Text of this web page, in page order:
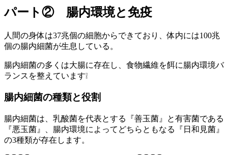
パート② 腸内環境と免疫
人間の身体は37兆個の細胞からできており、体内には100兆
個の腸内細菌が生息している。
腸内細菌の多くは大腸に存在し、食物繊維を餌に腸内環境バ
ランスを整えています❕
腸内細菌の種類と役割
腸内細菌は、乳酸菌を代表とする『善玉菌』と有害菌である
『悪玉菌』、腸内環境によってどちらともなる『日和見菌』
の3種類が存在します。